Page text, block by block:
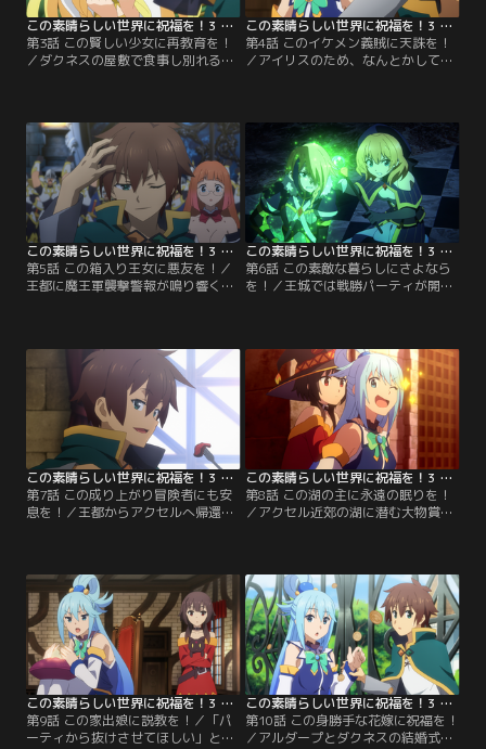
この素晴らしい世界に祝福を！3 第03話
第3話 この賢しい少女に再教育を！
／ダクネスの屋敷で食事し別れるは
たものの、王女の護衛兼教育係のレ
インに事情を聞いたカズマは、アイ
リスの話し相手になることを承諾す
る。カズマが披露するあんな話やこ
んな話に目を輝かせて聞き入るアイ
リス。
この素晴らしい世界に祝福を！3 第04話
第4話 このイケメン義賊に天誅を！
／アイリスのため、なんとかして王
ばと、張り込みをすることになった
カズマたちの滞在先は、アクセルで
因縁のできた貴族・アルダープの屋
敷だった。苦い顔をするアルダープ
を尻目に…。
この素晴らしい世界に祝福を！3 第05話
第5話 この箱入り王女に悪友を！／
王都に魔王軍襲撃警報が鳴り響く！
れていた。アルダープの屋敷で義賊
の捕獲に失敗し、王都に居残る言い
訳をなくして大ピンチなカズマは、
名誉挽回のチャンスとばかりに参戦
を決意する。嫌がるアクアを引きず
り、ノリノリなめぐみんと…。
この素晴らしい世界に祝福を！3 第06話
第6話 この素敵な暮らしにさよなら
を！／王城では戦勝パーティが開催
なければならない悲しみに萎れてい
た。そんなカズマのもとにクリスが
やってきて、衝撃の事実を告げる。
カズマとアイリスの身体を入れ替え
たネックレスは神器であり、使い方
によっては…。
この素晴らしい世界に祝福を！3 第07話
第7話 この成り上がり冒険者にも安
息を！／王都からアクセルへ帰還し
はしごしたり、アクアはドラゴンの
卵を買ったりと、念願のセレブ生活
を悠々自適に満喫。さらに、ウィズ
の魔道具店を訪れると、そこには金
貨の袋が！
この素晴らしい世界に祝福を！3 第08話
第8話 この湖の主に永遠の眠りを！
／アクセル近郊の湖に潜む大物賞金
打ちできないと、王都から派遣され
る騎士団をあてにしていたところ、
王都で盗賊騒ぎがあってしばらく来
れないという。しかも、その盗賊に
懸賞金が懸けられ手配書が出回って
いると聞き…。
この素晴らしい世界に祝福を！3 第09話
第9話 この家出娘に説教を！／「パ
ーティから抜けさせてほしい」と置
この素晴らしい世界に祝福を！3 第10話
第10話 この身勝手な花嫁に祝福を！
／アルダープとダクネスの結婚式の